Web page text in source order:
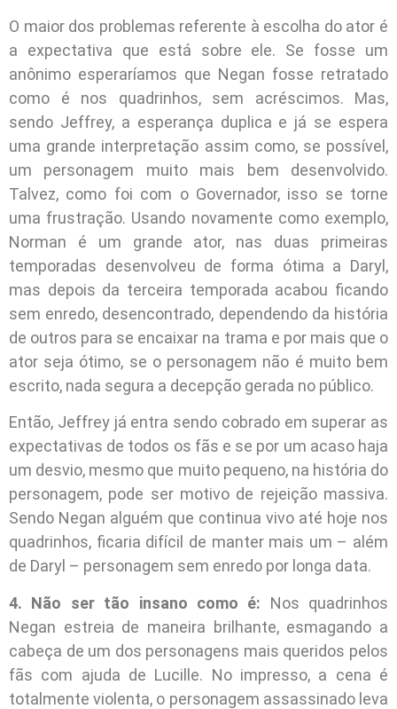
O maior dos problemas referente à escolha do ator é
a expectativa que está sobre ele. Se fosse um
anônimo esperaríamos que Negan fosse retratado
como é nos quadrinhos, sem acréscimos. Mas,
sendo Jeffrey, a esperança duplica e já se espera
uma grande interpretação assim como, se possível,
um personagem muito mais bem desenvolvido.
Talvez, como foi com o Governador, isso se torne
uma frustração. Usando novamente como exemplo,
Norman é um grande ator, nas duas primeiras
temporadas desenvolveu de forma ótima a Daryl,
mas depois da terceira temporada acabou ficando
sem enredo, desencontrado, dependendo da história
de outros para se encaixar na trama e por mais que o
ator seja ótimo, se o personagem não é muito bem
escrito, nada segura a decepção gerada no público.
Então, Jeffrey já entra sendo cobrado em superar as
expectativas de todos os fãs e se por um acaso haja
um desvio, mesmo que muito pequeno, na história do
personagem, pode ser motivo de rejeição massiva.
Sendo Negan alguém que continua vivo até hoje nos
quadrinhos, ficaria difícil de manter mais um – além
de Daryl – personagem sem enredo por longa data.
4. Não ser tão insano como é: Nos quadrinhos
Negan estreia de maneira brilhante, esmagando a
cabeça de um dos personagens mais queridos pelos
fãs com ajuda de Lucille. No impresso, a cena é
totalmente violenta, o personagem assassinado leva